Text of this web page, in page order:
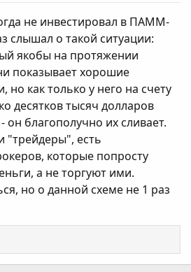
не инвестировал в ПАММ-
слышал о такой ситуации:
якобы на протяжении
показывает хорошие
но как только у него на счету
десятков тысяч долларов
он благополучно их сливает.
"трейдеры", есть
которые попросту
а не торгуют ими.
но о данной схеме не 1 раз